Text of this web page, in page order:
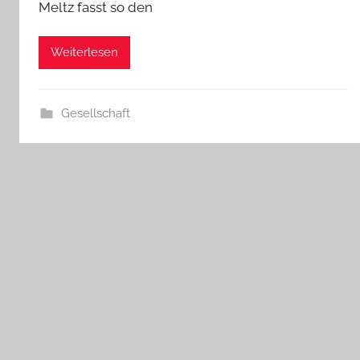
Meltz fasst so den
Weiterlesen
Gesellschaft